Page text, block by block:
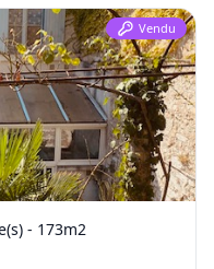
Vendu
- 173m2